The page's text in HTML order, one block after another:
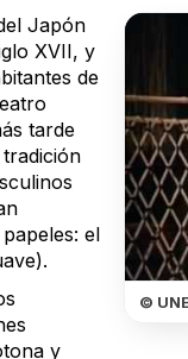
©
Japón
XVII, y
de
tarde
el
y